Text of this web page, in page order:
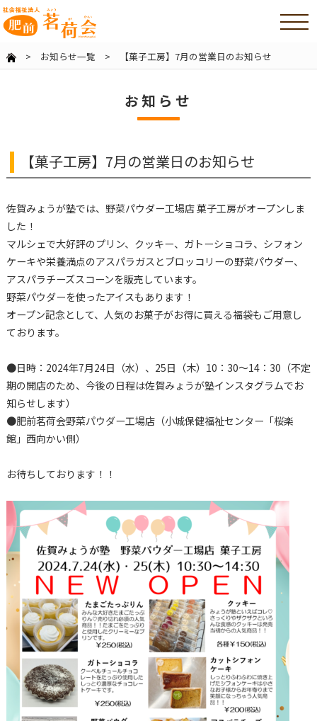
> お知らせ一覧 > 【菓子工房】7月の営業日のお知らせ
お知らせ
【菓子工房】7月の営業日のお知らせ
佐賀みょうが塾では、野菜パウダー工場店 菓子工房がオープンしま
した！
マルシェで大好評のプリン、クッキー、ガトーショコラ、シフォン
ケーキや栄養満点のアスパラガスとブロッコリーの野菜パウダー、
アスパラチーズスコーンを販売しています。
野菜パウダーを使ったアイスもあります！
オープン記念として、人気のお菓子がお得に買える福袋もご用意し
ております。
●日時：2024年7月24日（水）、25日（木）10：30～14：30（不定
期の開店のため、今後の日程は佐賀みょうが塾インスタグラムでお
知らせします）
●肥前茗荷会野菜パウダー工場店（小城保健福祉センター「桜楽
館」西向かい側）
お待ちしております！！